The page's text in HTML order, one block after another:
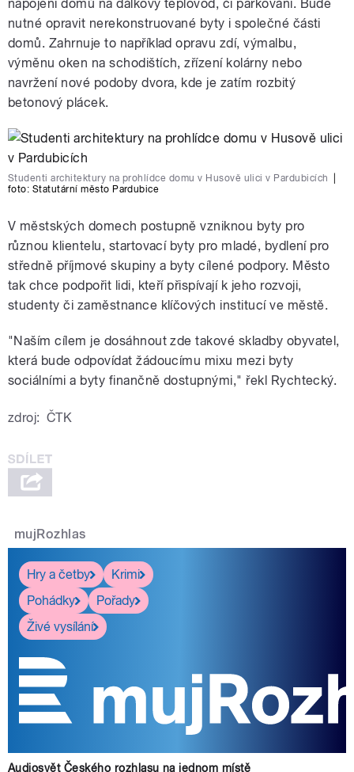
napojení domů na dálkový teplovod, či parkování. Bude
nutné opravit nerekonstruované byty i společné části
domů. Zahrnuje to například opravu zdí, výmalbu,
výměnu oken na schodištích, zřízení kolárny nebo
navržení nové podoby dvora, kde je zatím rozbitý
betonový plácek.
Studenti architektury na prohlídce domu v Husově ulici v Pardubicích
foto: Statutární město Pardubice
V městských domech postupně vzniknou byty pro
různou klientelu, startovací byty pro mladé, bydlení pro
středně příjmové skupiny a byty cílené podpory. Město
tak chce podpořit lidi, kteří přispívají k jeho rozvoji,
studenty či zaměstnance klíčových institucí ve městě.
"Naším cílem je dosáhnout zde takové skladby obyvatel,
která bude odpovídat žádoucímu mixu mezi byty
sociálními a byty finančně dostupnými," řekl Rychtecký.
zdroj: ČTK
mujRozhlas
Hry a četby
Krimi
Pohádky
Pořady
Živé vysílání
Audiosvět Českého rozhlasu na jednom místě